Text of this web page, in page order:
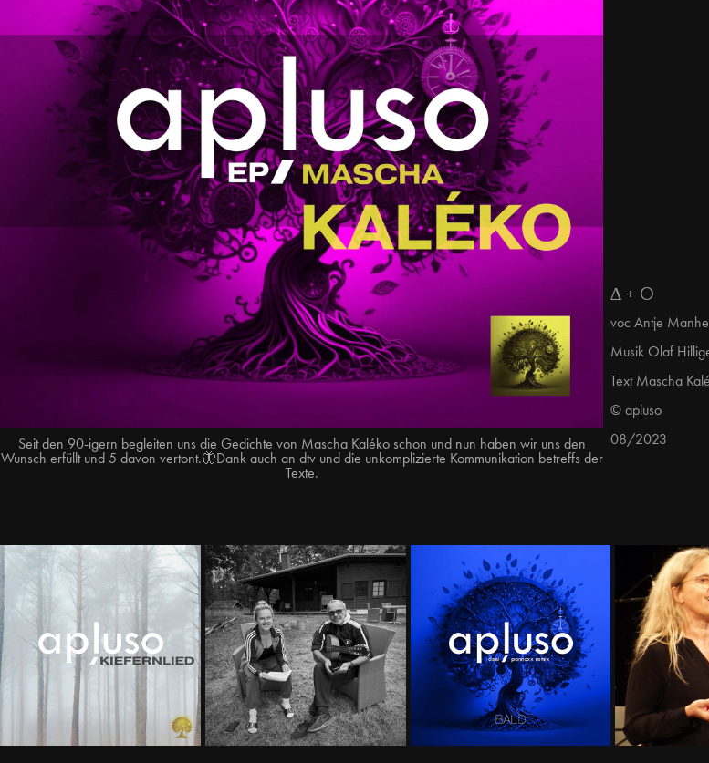
Seit den 90-igern begleiten uns die Gedichte von Mascha Kaléko schon und nun haben wir uns den
Wunsch erfüllt und 5 davon vertont.🦋Dank auch an dtv und die unkomplizierte Kommunikation betreffs der
Texte.
∆ + O
voc Antje
Musik Olaf
Text Mascha
© apluso
08/2023
COVER ∆
KIEFERNLIED
2025
A + O
2022
REMIX ∆  BALD
2023
Antje